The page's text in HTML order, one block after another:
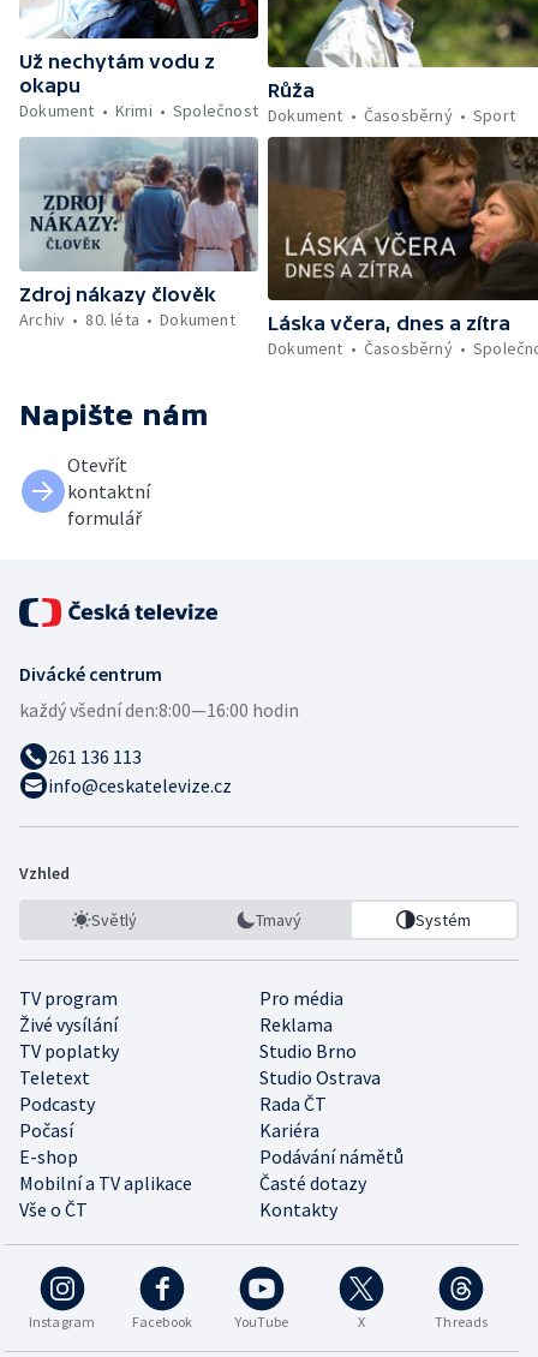
Už nechytám vodu z
okapu
Dokument
Krimi Společnost
Růža
Dokument
Časosběrný Sport
Zdroj nákazy člověk
Archiv
80. léta Dokument
Láska včera, dnes a zítra
Dokument
Časosběrný
Napište nám
Otevřít
kontaktní
formulář
Divácké centrum
každý všední den:8:00—16:00 hodin
261 136 113
info@ceskatelevize.cz
Vzhled
Světlý Tmavý Systém
TV program
Pro média
Živé vysílání
Reklama
TV poplatky
Studio Brno
Teletext
Studio Ostrava
Podcasty
Rada ČT
Počasí
Kariéra
E-shop
Podávání námětů
Mobilní a TV aplikace
Časté dotazy
Vše o ČT
Kontakty
Instagram Facebook YouTube X Threads